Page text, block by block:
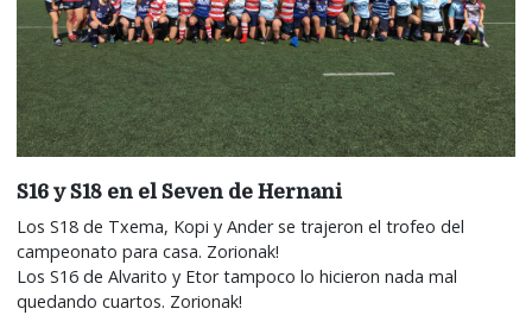
S16 y S18 en el Seven de Hernani
Los S18 de Txema, Kopi y Ander se trajeron el trofeo del
campeonato para casa. Zorionak!
Los S16 de Alvarito y Etor tampoco lo hicieron nada mal
quedando cuartos. Zorionak!